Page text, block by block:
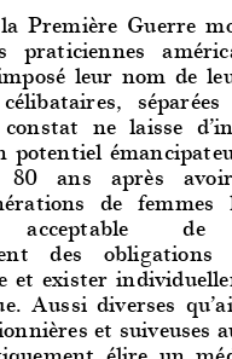
Première Guerre
leur nom de
ne laisse
potentiel
80 ans après
de
acceptable de
des obligations
et exister
Aussi diverses
et suiveuses